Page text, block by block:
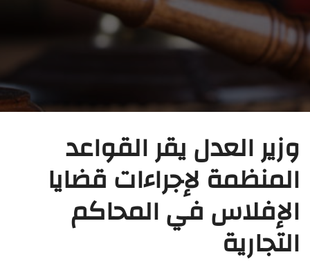
وزير العدل يقر القواعد
المنظمة لإجراءات قضايا
الإفلاس في المحاكم
التجارية